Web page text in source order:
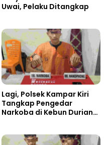
Uwai, Pelaku Ditangkap
Lagi, Polsek Kampar Kiri
Tangkap Pengedar
Narkoba di Kebun Durian